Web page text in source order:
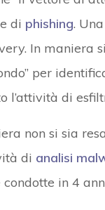
di phishing.
In maniera
per
l’attività di
non si sia
di analisi
in 4